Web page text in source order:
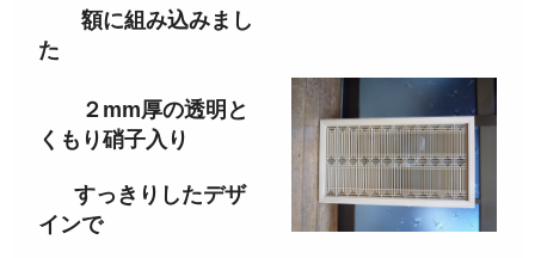
額に組み込みまし
た
２mm厚の透明と
くもり硝子入り
すっきりしたデザ
インで